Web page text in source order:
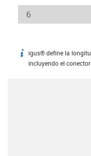
igus-icon-info
igus® define la
incluyendo el